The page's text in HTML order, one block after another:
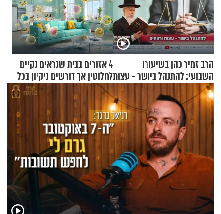
הרב זמיר כהן בשיעורו
השבועי: להתנהל ביושר - עצות
ורווחים
4 אזורים בבית שנראים נקיים
לחלוטין אך דורשים ניקיון בכל
סוף שבוע